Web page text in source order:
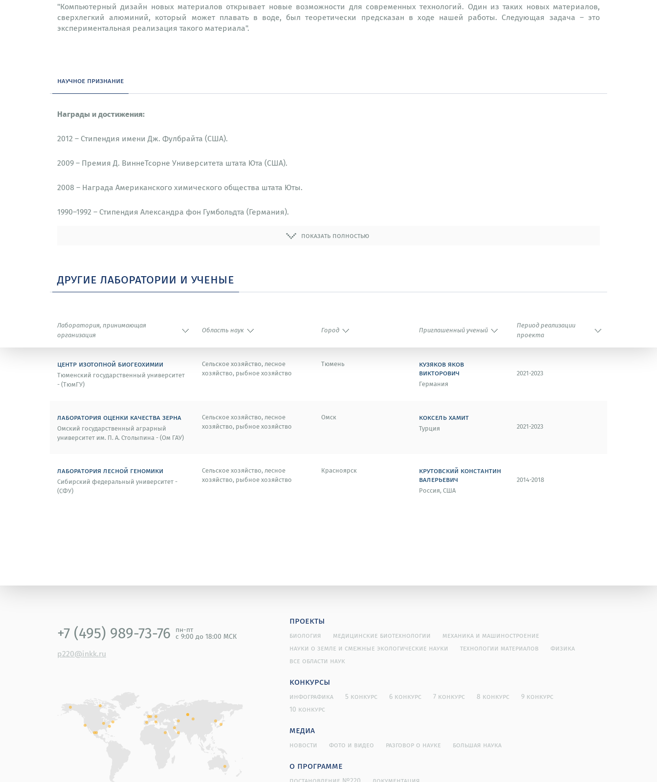
"Компьютерный дизайн новых материалов открывает новые возможности для современных технологий. Один из таких новых материалов,
сверхлегкий алюминий, который может плавать в воде, был теоретически предсказан в ходе нашей работы. Следующая задача – это
экспериментальная реализация такого материала".
научное признание
Награды и достижения:
2012 – Стипендия имени Дж. Фулбрайта (США).
2009 – Премия Д. ВиннеТсорне Университета штата Юта (США).
2008 – Награда Американского химического общества штата Юты.
1990–1992 – Стипендия Александра фон Гумбольдта (Германия).
показать полностью
другие лаборатории и ученые
Лаборатория, принимающая
организация
Область наук Город Приглашенный ученый
Период реализации
проекта
центр изотопной биогеохимии
Тюменский государственный университет
- (ТюмГУ)
Сельское хозяйство, лесное
хозяйство, рыбное хозяйство
Тюмень
кузяков яков
викторович
Германия
2021-2023
лаборатория оценки качества зерна
Омский государственный аграрный
университет им. П. А. Столыпина - (Ом ГАУ)
Сельское хозяйство, лесное
хозяйство, рыбное хозяйство
Омск коксель хамит
Турция 2021-2023
лаборатория лесной геномики
Сибирский федеральный университет -
(СФУ)
Сельское хозяйство, лесное
хозяйство, рыбное хозяйство
Красноярск
крутовский константин
валерьевич
Россия, США
2014-2018
+7 (495) 989-73-76 пн-пт
с 9:00 до 18:00 МСК
p220@inkk.ru
проекты
биология медицинские биотехнологии
механика и машиностроение
науки о земле и смежные экологические науки
технологии материалов
физика
все области наук
конкурсы
инфографика 5 конкурс 6 конкурс 7 конкурс 8 конкурс
9 конкурс
10 конкурс
медиа
новости фото и видео разговор о науке большая наука
о программе